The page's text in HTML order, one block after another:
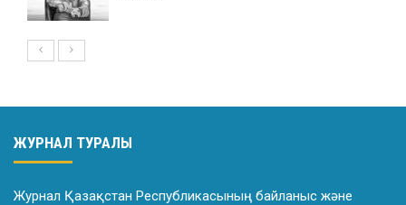
ЖУРНАЛ ТУРАЛЫ
Журнал Қазақстан Республикасының байланыс және